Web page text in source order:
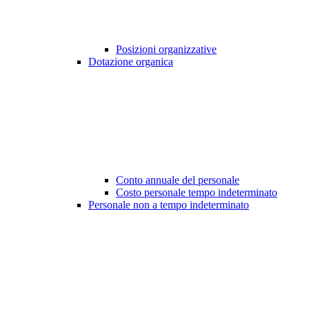
Posizioni organizzative
Dotazione organica
Conto annuale del personale
Costo personale tempo indeterminato
Personale non a tempo indeterminato